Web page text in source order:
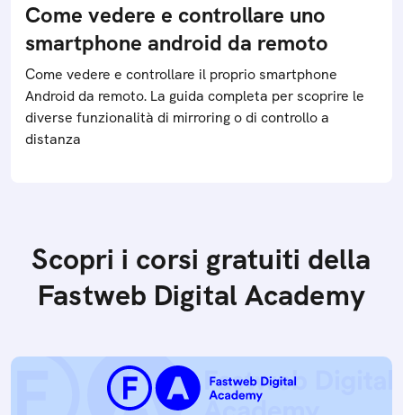
Come vedere e controllare uno
smartphone android da remoto
Come vedere e controllare il proprio smartphone
Android da remoto. La guida completa per scoprire le
diverse funzionalità di mirroring o di controllo a
distanza
Scopri i corsi gratuiti della
Fastweb Digital Academy